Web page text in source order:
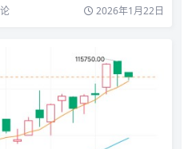
2026年1月22日